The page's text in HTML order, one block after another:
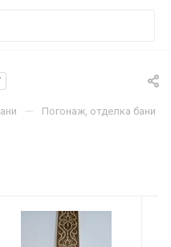
— Погонаж, отделка бани